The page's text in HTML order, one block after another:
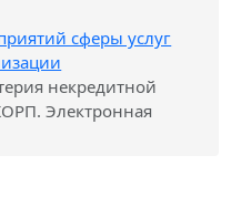
сферы услуг
некредитной
Электронная